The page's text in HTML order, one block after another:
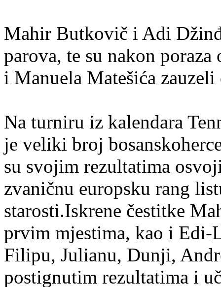
Mahir Butkovič i Adi
parova, te su nakon poraza
i Manuela Matešića
Na turniru iz kalendara
je veliki broj
su svojim rezultatima
zvaničnu europsku rang
starosti.Iskrene čestitke
prvim mjestima, kao i
Filipu, Julianu, Dunji,
postignutim rezultatima i